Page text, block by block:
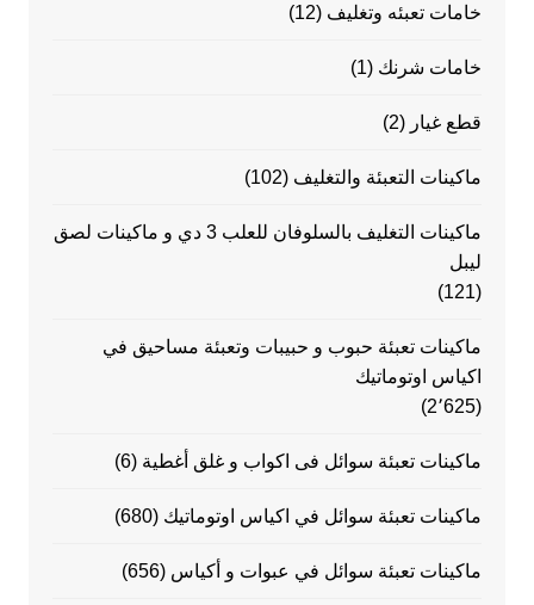
خامات تعبئه وتغليف (12)
خامات شرنك (1)
قطع غيار (2)
ماكينات التعبئة والتغليف (102)
ماكينات التغليف بالسلوفان للعلب 3 دي و ماكينات لصق
ليبل
(121)
ماكينات تعبئة حبوب و حبيبات وتعبئة مساحيق في
اكياس اوتوماتيك
(2٬625)
ماكينات تعبئة سوائل فى اكواب و غلق أغطية (6)
ماكينات تعبئة سوائل في اكياس اوتوماتيك (680)
ماكينات تعبئة سوائل في عبوات و أكياس (656)